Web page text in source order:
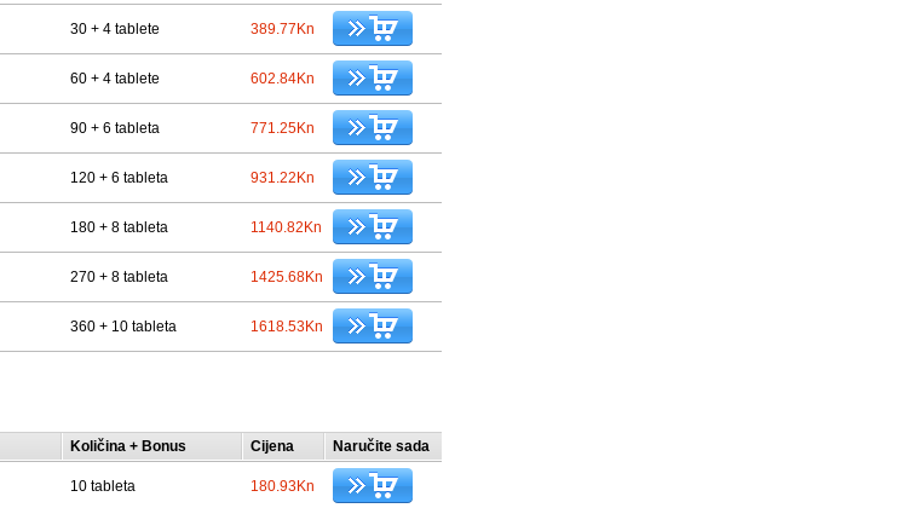
30 + 4 tablete 389.77Kn
60 + 4 tablete 602.84Kn
90 + 6 tableta 771.25Kn
120 + 6 tableta 931.22Kn
180 + 8 tableta 1140.82Kn
270 + 8 tableta 1425.68Kn
360 + 10 tableta 1618.53Kn
Količina + Bonus Cijena Naručite sada
10 tableta 180.93Kn